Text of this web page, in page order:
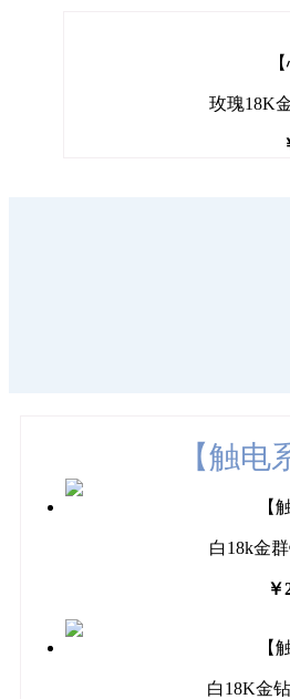
玫瑰18K
【触电
【
白18k金
￥
【
白18K金